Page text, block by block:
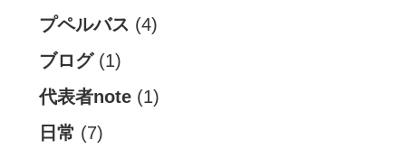
プペルバス (4)
ブログ(1)
代表者note(1)
日常 (7)